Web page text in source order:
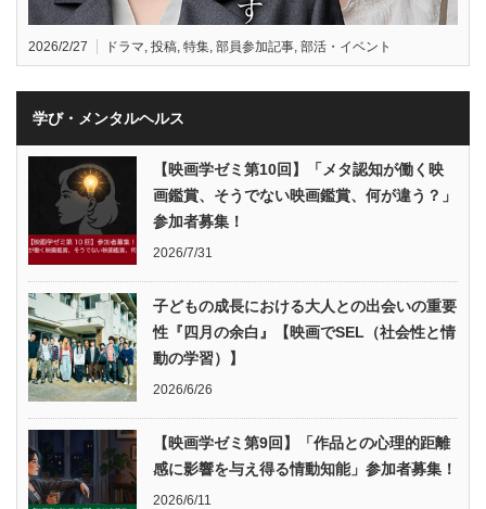
2026/2/27 ドラマ, 投稿, 特集, 部員参加記事, 部活・イベント
学び・メンタルヘルス
【映画学ゼミ第10回】「メタ認知が働く映
画鑑賞、そうでない映画鑑賞、何が違う？」
参加者募集！
2026/7/31
子どもの成長における大人との出会いの重要
性『四月の余白』【映画でSEL（社会性と情
動の学習）】
2026/6/26
【映画学ゼミ第9回】「作品との心理的距離
感に影響を与え得る情動知能」参加者募集！
2026/6/11